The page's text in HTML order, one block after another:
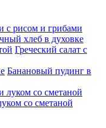
с рисом и грибами
хлеб в духовке
Греческий салат с
Банановый пудинг в
со сметаной